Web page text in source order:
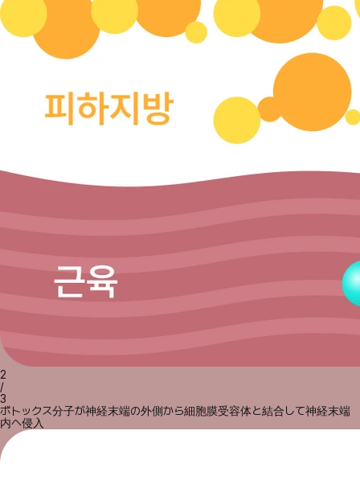
2
/
3
ボトックス分子が神経末端の外側から細胞膜受容体と結合して神経末端
内へ侵入